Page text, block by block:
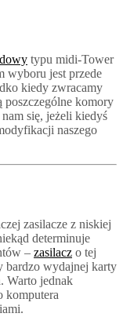
typu midi-Tower
wyboru jest przede
kiedy zwracamy
poszczególne komory
się, jeżeli kiedyś
naszego
zasilacze z niskiej
determinuje
– zasilacz o tej
bardzo wydajnej karty
Warto jednak
komputera